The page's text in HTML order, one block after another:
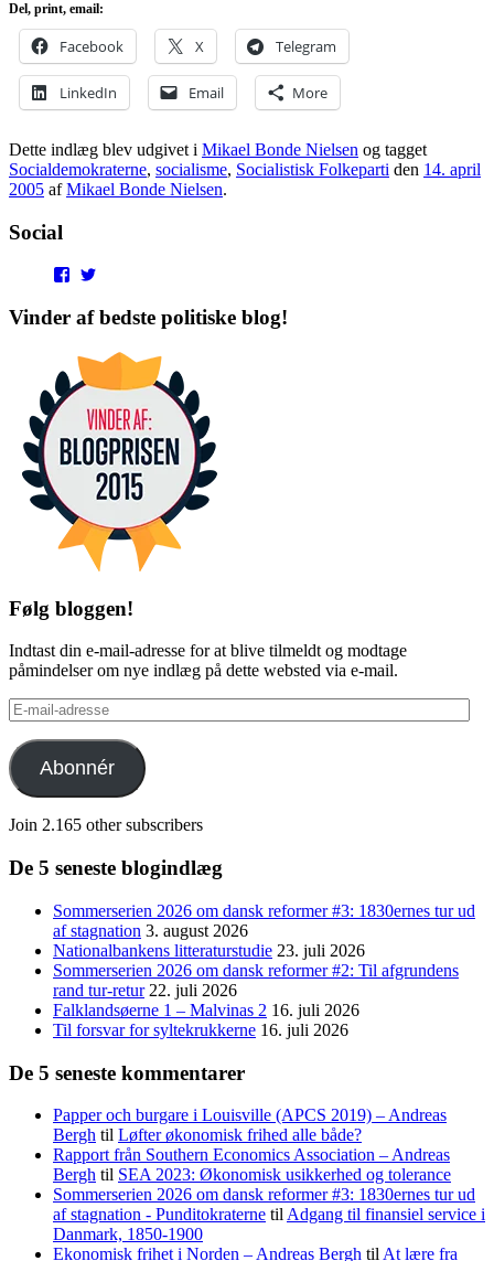
Del, print, email:
Facebook X Telegram
LinkedIn Email More
Dette indlæg blev udgivet i Mikael Bonde Nielsen og tagget
Socialdemokraterne, socialisme, Socialistisk Folkeparti den 14. april
2005 afMikael Bonde Nielsen.
Social
View
profile
on
profile
on
Vinder af bedste politiske blog!
Følg bloggen!
Indtast din e-mail-adresse for at blive tilmeldt og modtage
påmindelser om nye indlæg på dette websted via e-mail.
E-
mail-
adresse
Abonnér
Join 2.165 other subscribers
De 5 seneste blogindlæg
Sommerserien 2026 om dansk reformer #3: 1830ernes tur ud
af stagnation 3. august 2026
Nationalbankens litteraturstudie 23. juli 2026
Sommerserien 2026 om dansk reformer #2: Til afgrundens
rand tur-retur 22. juli 2026
Falklandsøerne 1 – Malvinas 2 16. juli 2026
Til forsvar for syltekrukkerne 16. juli 2026
De 5 seneste kommentarer
Papper och burgare i Louisville (APCS 2019) – Andreas
Bergh til Løfter økonomisk frihed alle både?
Rapport från Southern Economics Association – Andreas
Bergh til SEA 2023: Økonomisk usikkerhed og tolerance
Sommerserien 2026 om dansk reformer #3: 1830ernes tur ud
af stagnation - Punditokraterne til Adgang til finansiel service i
Danmark, 1850-1900
Ekonomisk frihet i Norden – Andreas Bergh til At lære fra